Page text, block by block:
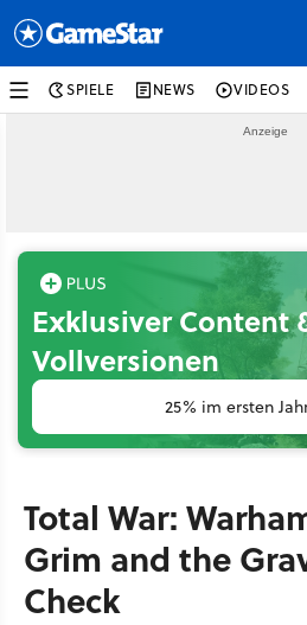
SPIELE NEWS VIDEOS
Exklusiver Content
Vollversionen
25% im ersten
Total War:
Grim and the
Check